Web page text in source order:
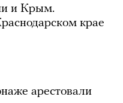
и Крым.
крае
арестовали